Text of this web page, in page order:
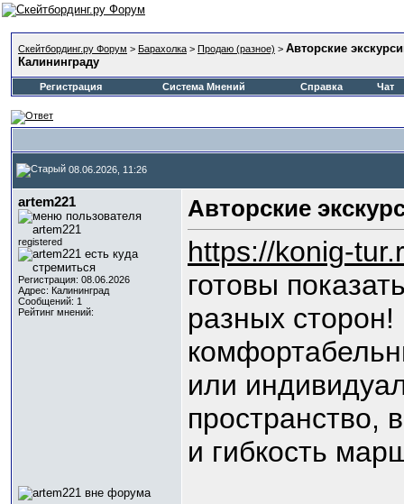
Скейтбординг.ру Форум > Барахолка > Продаю (разное) > Авторские
Калининграду
Регистрация Система Мнений Справка Чат
08.06.2026, 11:26
artem221
registered
Регистрация: 08.06.2026
Адрес: Калининград
Сообщений: 1
Рейтинг мнений:
Авторские
https://konig-
готовы
разных
или
пространство,
и гибкость